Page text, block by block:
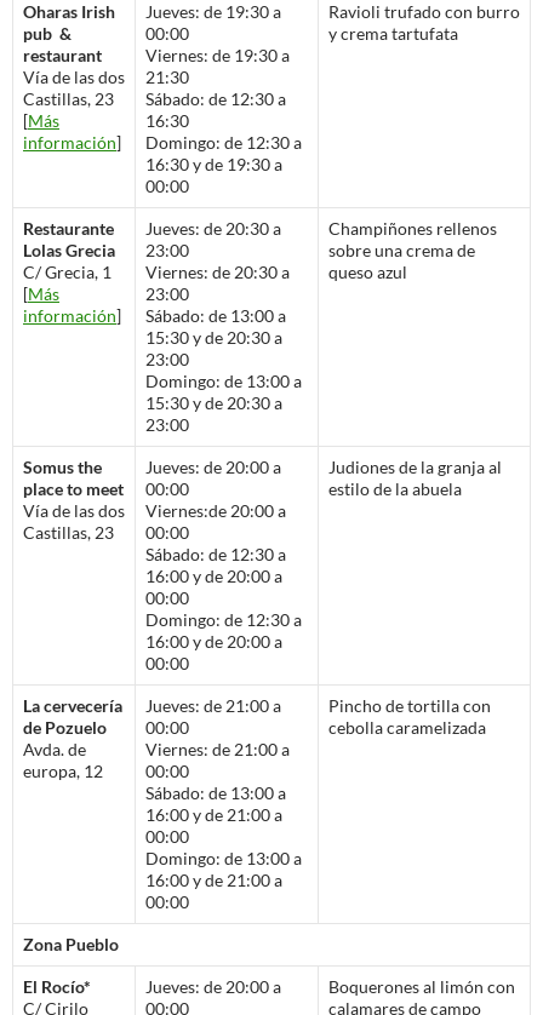
Oharas Irish
pub &
restaurant
Vía de las dos
Castillas, 23
[Más
información]
Jueves: de 19:30 a
00:00
Viernes: de 19:30 a
21:30
Sábado: de 12:30 a
16:30
Domingo: de 12:30 a
16:30 y de 19:30 a
00:00
Ravioli trufado con burro
y crema tartufata
Restaurante
Lolas Grecia
C/ Grecia, 1
[Más
información]
Jueves: de 20:30 a
23:00
Viernes: de 20:30 a
23:00
Sábado: de 13:00 a
15:30 y de 20:30 a
23:00
Domingo: de 13:00 a
15:30 y de 20:30 a
23:00
Champiñones rellenos
sobre una crema de
queso azul
Somus the
place to meet
Vía de las dos
Castillas, 23
Jueves: de 20:00 a
00:00
Viernes:de 20:00 a
00:00
Sábado: de 12:30 a
16:00 y de 20:00 a
00:00
Domingo: de 12:30 a
16:00 y de 20:00 a
00:00
Judiones de la granja al
estilo de la abuela
La cervecería
de Pozuelo
Avda. de
europa, 12
Jueves: de 21:00 a
00:00
Viernes: de 21:00 a
00:00
Sábado: de 13:00 a
16:00 y de 21:00 a
00:00
Domingo: de 13:00 a
16:00 y de 21:00 a
00:00
Pincho de tortilla con
cebolla caramelizada
Zona Pueblo
El Rocío*
C/ Cirilo
Jueves: de 20:00 a
00:00
Boquerones al limón con
calamares de campo